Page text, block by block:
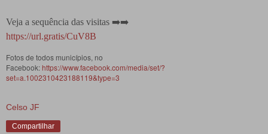
Veja a sequência das visitas ➡️➡️
https://url.gratis/CuV8B
Fotos de todos municípios, no
Facebook:https://www.facebook.com/media/set/?
set=a.1002310423188119&type=3
Celso JF
Compartilhar